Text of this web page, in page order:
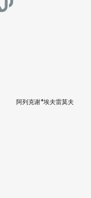
阿列克谢*埃夫雷莫夫